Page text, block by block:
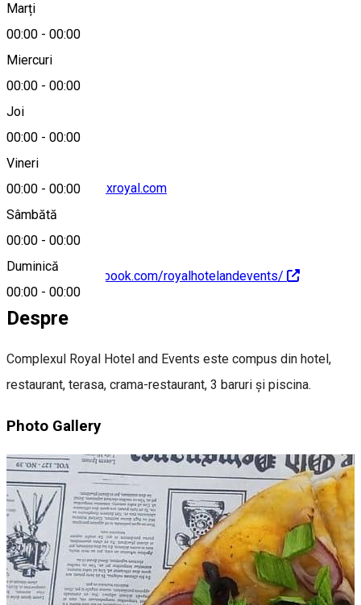
Marți
00:00 - 00:00
Miercuri
00:00 - 00:00
Joi
00:00 - 00:00
Vineri
00:00 - 00:00
Sâmbătă
00:00 - 00:00
Duminică
00:00 - 00:00
Hartă
receptie@complexroyal.com
https://www.facebook.com/royalhotelandevents/
Despre
Complexul Royal Hotel and Events este compus din hotel,
restaurant, terasa, crama-restaurant, 3 baruri și piscina.
Photo Gallery